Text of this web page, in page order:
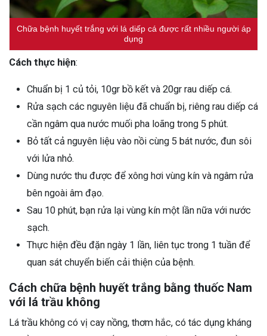
Chữa bệnh huyết trắng với lá diếp cá được rất nhiều người áp
dụng
Cách thực hiện:
Chuẩn bị 1 củ tỏi, 10gr bồ kết và 20gr rau diếp cá.
Rửa sạch các nguyên liệu đã chuẩn bị, riêng rau diếp cá
cần ngâm qua nước muối pha loãng trong 5 phút.
Bỏ tất cả nguyên liệu vào nồi cùng 5 bát nước, đun sôi
với lửa nhỏ.
Dùng nước thu được để xông hơi vùng kín và ngâm rửa
bên ngoài âm đạo.
Sau 10 phút, bạn rửa lại vùng kín một lần nữa với nước
sạch.
Thực hiện đều đặn ngày 1 lần, liên tục trong 1 tuần để
quan sát chuyển biến cải thiện của bệnh.
Cách chữa bệnh huyết trắng bằng thuốc Nam
với lá trầu không
Lá trầu không có vị cay nồng, thơm hắc, có tác dụng kháng